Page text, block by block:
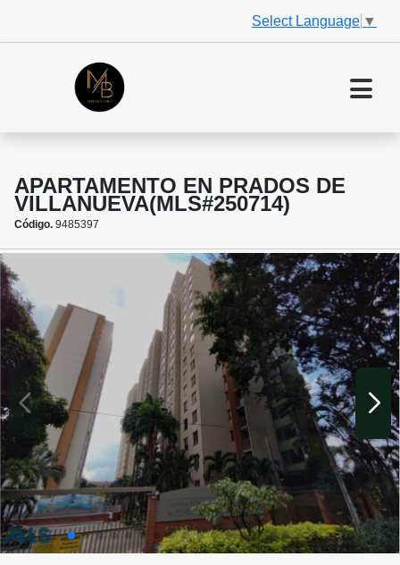
Select Language ▼
APARTAMENTO EN PRADOS DE
VILLANUEVA(MLS#250714)
Código. 9485397